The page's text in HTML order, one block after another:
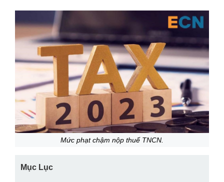
Mức phạt chậm nộp thuế TNCN.
Mục Lục